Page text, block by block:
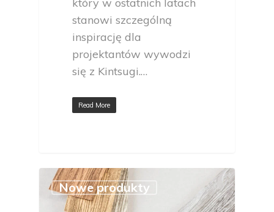
stanowi szczególną
inspirację dla
projektantów wywodzi
się z Kintsugi.…
Read More
Nowe produkty